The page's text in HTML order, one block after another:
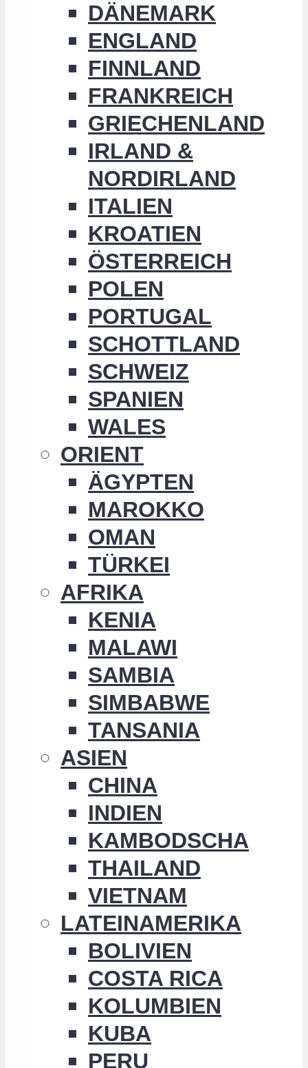
DÄNEMARK
ENGLAND
FINNLAND
FRANKREICH
GRIECHENLAND
IRLAND &
NORDIRLAND
ITALIEN
KROATIEN
ÖSTERREICH
POLEN
PORTUGAL
SCHOTTLAND
SCHWEIZ
SPANIEN
WALES
ORIENT
ÄGYPTEN
MAROKKO
OMAN
TÜRKEI
AFRIKA
KENIA
MALAWI
SAMBIA
SIMBABWE
TANSANIA
ASIEN
CHINA
INDIEN
KAMBODSCHA
THAILAND
VIETNAM
LATEINAMERIKA
BOLIVIEN
COSTA RICA
KOLUMBIEN
KUBA
PERU